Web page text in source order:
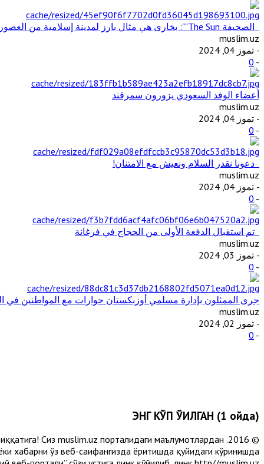
الصحيفة The Sun"": بخارى هي مثال بارز لمدينة إسلامية من العصور الوسطى في آسيا الوسطى
muslim.uz
- تموز 04, 2024
-
0
أعضاء الوفد السعودي يزورون سمرقند
muslim.uz
- تموز 04, 2024
-
0
دعونا نقدر السلام ونعيش مع الامتنان!
muslim.uz
- تموز 04, 2024
-
0
تم استقبال الدفعة الأولى من الحجاج في فرغانة
muslim.uz
- تموز 03, 2024
-
0
جرى الممثلون بإدارة مسلمي أوزبكستان حوارات مع المواطنين في
muslim.uz
- تموز 02, 2024
-
0
ЭНГ КЎП ЎҚИЛГАН (1 ойда)
Сиз muslim.uz порталидаги маълумотлардан
хабарни ўз веб-саҳифангизда ёритишда қуйидаги кўринишда